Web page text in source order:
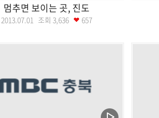
멈추면 보이는 곳, 진도
2013.07.01 조회 3,636 657